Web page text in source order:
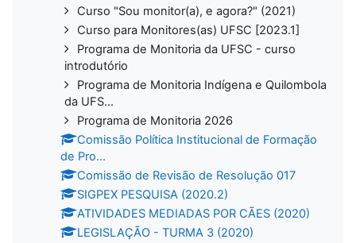
Curso "Sou monitor(a), e agora?" (2021)
Curso para Monitores(as) UFSC [2023.1]
Programa de Monitoria da UFSC - curso
introdutório
Programa de Monitoria Indígena e Quilombola
da UFS...
Programa de Monitoria 2026
Comissão Política Institucional de Formação
de Pro...
Comissão de Revisão de Resolução 017
SIGPEX PESQUISA (2020.2)
ATIVIDADES MEDIADAS POR CÃES (2020)
LEGISLAÇÃO - TURMA 3 (2020)